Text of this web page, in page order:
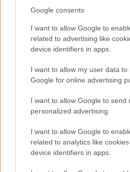
Google consents
I want to allow Google to
related to advertising like
device identifiers in apps.
I want to allow my user data to
Google for online advertising
I want to allow Google to send
personalized advertising.
I want to allow Google to
related to analytics like
device identifiers in apps.
iskoláját
Látványos
Flórián téri